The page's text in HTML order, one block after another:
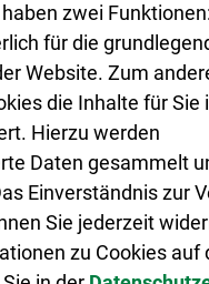
Zentraler Betriebshof
zwei
für die
Website. Zum
die Inhalte für Sie
Hierzu werden
Daten gesammelt
Einverständnis zur
Sie jederzeit
zu Cookies auf